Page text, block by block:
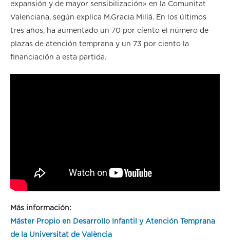
expansión y de mayor sensibilización» en la Comunitat
Valenciana, según explica M.Gracia Millá. En los últimos
tres años, ha aumentado un 70 por ciento el número de
plazas de atención temprana y un 73 por ciento la
financiación a esta partida.
Más información:
Máster Propio en Desarrollo Infantil y Atención Temprana
de la Universitat de València